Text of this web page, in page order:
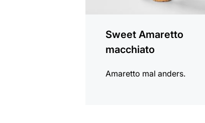
Sweet Amaretto
macchiato
Amaretto mal anders.